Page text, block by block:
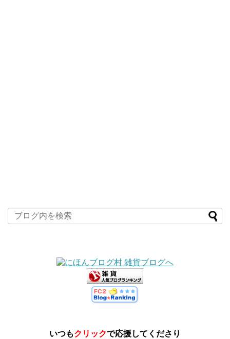
いつもクリックで応援してくださり